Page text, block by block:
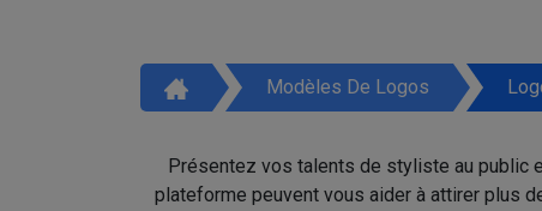
Modèles De Logos
Présentez vos talents de styliste au public
plateforme peuvent vous aider à attirer plus